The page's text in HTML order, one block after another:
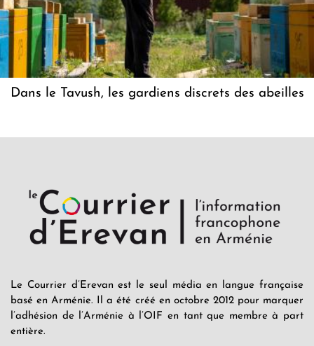
Dans le Tavush, les gardiens discrets des abeilles
Le Courrier d’Erevan est le seul média en langue française
basé en Arménie. Il a été créé en octobre 2012 pour marquer
l’adhésion de l’Arménie à l’OIF en tant que membre à part
entière.